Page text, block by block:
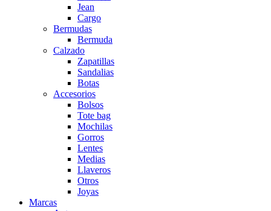
Jean
Cargo
Bermudas
Bermuda
Calzado
Zapatillas
Sandalias
Botas
Accesorios
Bolsos
Tote bag
Mochilas
Gorros
Lentes
Medias
Llaveros
Otros
Joyas
Marcas